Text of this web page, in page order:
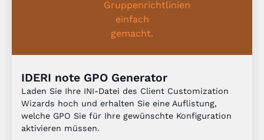
IDERI note GPO Generator
Laden Sie Ihre INI-Datei des Client Customization
Wizards hoch und erhalten Sie eine Auflistung,
welche GPO Sie für Ihre gewünschte Konfiguration
aktivieren müssen.